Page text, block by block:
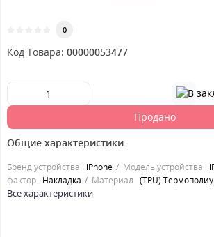
0
Код Товара: 00000053477
Продано
Общие характеристики
Бренд устройства iPhone Модель устройства
фактор Накладка Материал (TPU)
Все характеристики